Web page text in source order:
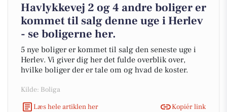
Havlykkevej 2 og 4 andre boliger er
kommet til salg denne uge i Herlev
- se boligerne her.
5 nye boliger er kommet til salg den seneste uge i
Herlev. Vi giver dig her det fulde overblik over,
hvilke boliger der er tale om og hvad de koster.
Kilde: Boliga
Læs hele artiklen her
Kopiér link